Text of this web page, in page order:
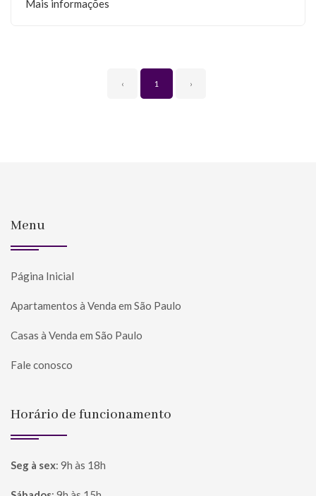
Mais informações
‹ 1 ›
Menu
Página Inicial
Apartamentos à Venda em São Paulo
Casas à Venda em São Paulo
Fale conosco
Horário de funcionamento
Seg à sex: 9h às 18h